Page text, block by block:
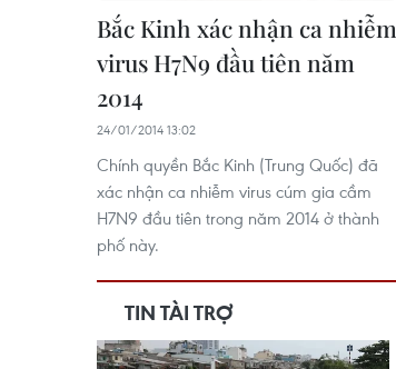
Bắc Kinh xác nhận ca nhiễm
virus H7N9 đầu tiên năm
2014
24/01/2014 13:02
Chính quyền Bắc Kinh (Trung Quốc) đã
xác nhận ca nhiễm virus cúm gia cầm
H7N9 đầu tiên trong năm 2014 ở thành
phố này.